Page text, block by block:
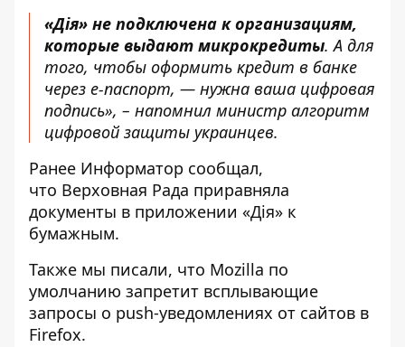
«Дія» не подключена к организациям,
которые выдают микрокредиты. А для
того, чтобы оформить кредит в банке
через е-паспорт, — нужна ваша цифровая
подпись», – напомнил министр алгоритм
цифровой защиты украинцев.
Ранее Информатор сообщал,
что Верховная Рада приравняла
документы в приложении «Дія» к
бумажным.
Также мы писали, что Mozilla по
умолчанию запретит всплывающие
запросы о push-уведомлениях от сайтов в
Firefox.